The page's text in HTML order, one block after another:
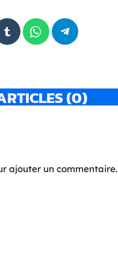
(0)
ajouter un commentaire.